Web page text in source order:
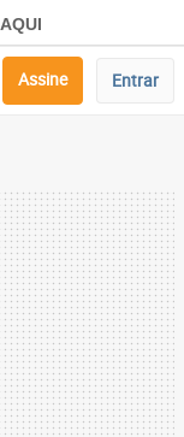
AQUI
Assine Entrar